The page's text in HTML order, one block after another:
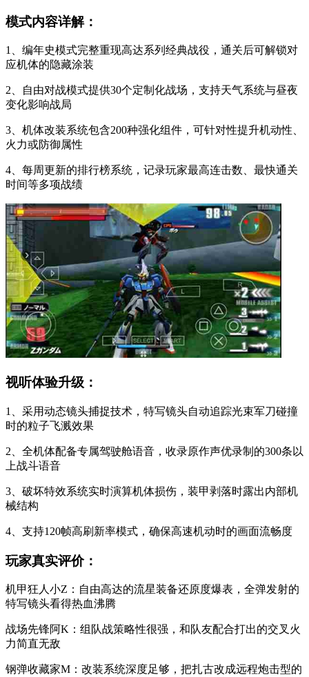
模式内容详解：
1、编年史模式完整重现高达系列经典战役，通关后可解锁对
应机体的隐藏涂装
2、自由对战模式提供30个定制化战场，支持天气系统与昼夜
变化影响战局
3、机体改装系统包含200种强化组件，可针对性提升机动性、
火力或防御属性
4、每周更新的排行榜系统，记录玩家最高连击数、最快通关
时间等多项战绩
视听体验升级：
1、采用动态镜头捕捉技术，特写镜头自动追踪光束军刀碰撞
时的粒子飞溅效果
2、全机体配备专属驾驶舱语音，收录原作声优录制的300条以
上战斗语音
3、破坏特效系统实时演算机体损伤，装甲剥落时露出内部机
械结构
4、支持120帧高刷新率模式，确保高速机动时的画面流畅度
玩家真实评价：
机甲狂人小Z：自由高达的流星装备还原度爆表，全弹发射的
特写镜头看得热血沸腾
战场先锋阿K：组队战策略性很强，和队友配合打出的交叉火
力简直无敌
钢弹收藏家M：改装系统深度足够，把扎古改成远程炮击型的